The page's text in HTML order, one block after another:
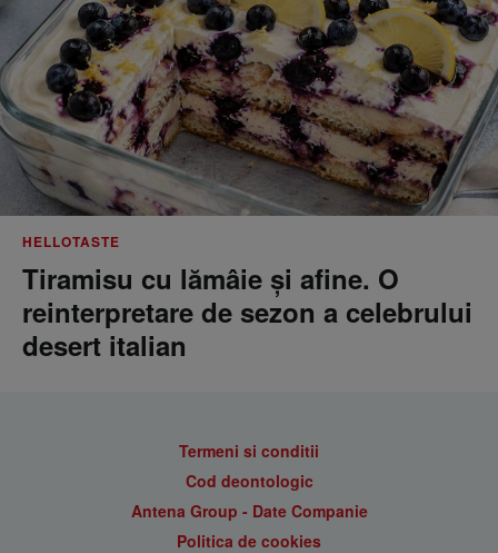
HELLOTASTE
Tiramisu cu lămâie și afine. O
reinterpretare de sezon a celebrului
desert italian
Termeni si conditii
Cod deontologic
Antena Group - Date Companie
Politica de cookies